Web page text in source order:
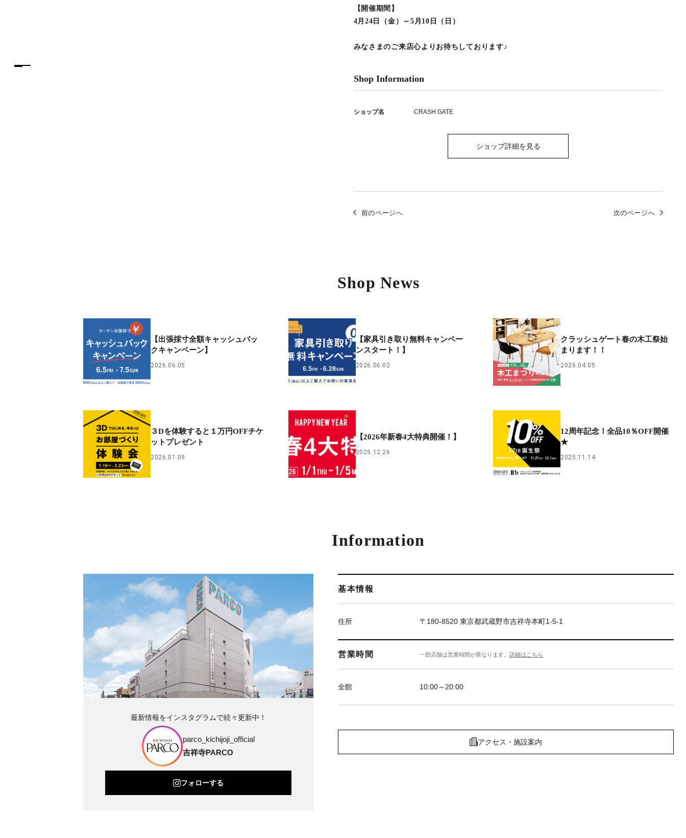
【開催期間】
4月24日（金）～5月10日（日）
みなさまのご来店心よりお待ちしております♪
Shop Information
ショップ名 CRASH GATE
ショップ詳細を見る
前のページへ 次のページへ
Shop News
【出張採寸全額キャッシュバッ
クキャンペーン】
2026.06.05
【家具引き取り無料キャンペー
ンスタート！】
2026.06.02
クラッシュゲート春の木工祭始
まります！！
2026.04.05
３Dを体験すると１万円OFFチケ
ットプレゼント
2026.01.09
【2026年新春4大特典開催！】
2025.12.26
12周年記念！全品10％OFF開催
★
2025.11.14
Information
基本情報
住所 〒180-8520 東京都武蔵野市吉祥寺本町1-5-1
営業時間 一部店舗は営業時間が異なります。詳細はこちら
全館 10:00～20:00
アクセス・施設案内
最新情報をインスタグラムで続々更新中！
parco_kichijoji_official
吉祥寺PARCO
フォローする